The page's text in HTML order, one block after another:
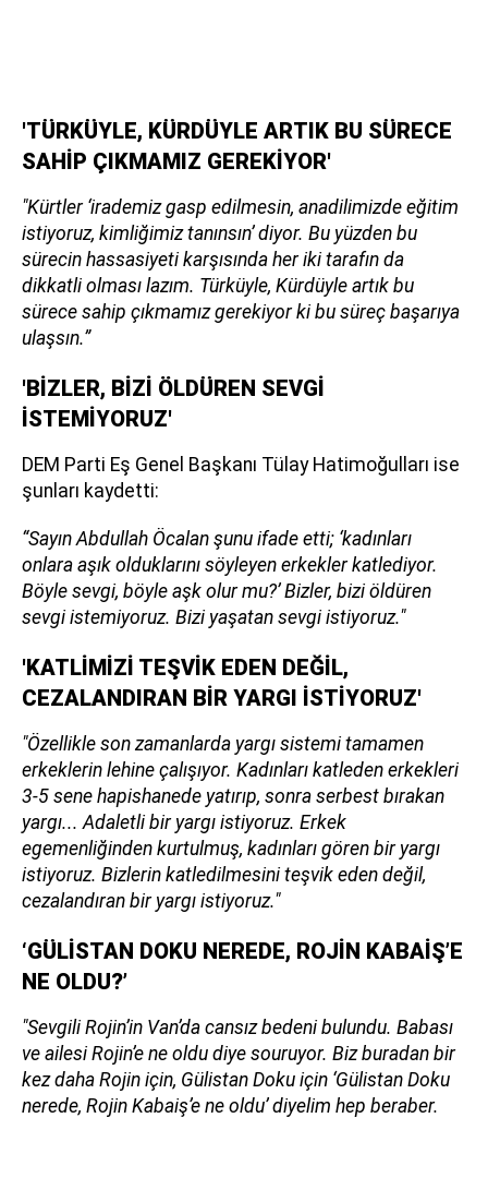
'TÜRKÜYLE, KÜRDÜYLE ARTIK BU SÜRECE
SAHİP ÇIKMAMIZ GEREKİYOR'
"Kürtler ‘irademiz gasp edilmesin, anadilimizde eğitim
istiyoruz, kimliğimiz tanınsın’ diyor. Bu yüzden bu
sürecin hassasiyeti karşısında her iki tarafın da
dikkatli olması lazım. Türküyle, Kürdüyle artık bu
sürece sahip çıkmamız gerekiyor ki bu süreç başarıya
ulaşsın.”
'BİZLER, BİZİ ÖLDÜREN SEVGİ
İSTEMİYORUZ'
DEM Parti Eş Genel Başkanı Tülay Hatimoğulları ise
şunları kaydetti:
“Sayın Abdullah Öcalan şunu ifade etti; ‘kadınları
onlara aşık olduklarını söyleyen erkekler katlediyor.
Böyle sevgi, böyle aşk olur mu?’ Bizler, bizi öldüren
sevgi istemiyoruz. Bizi yaşatan sevgi istiyoruz."
'KATLİMİZİ TEŞVİK EDEN DEĞİL,
CEZALANDIRAN BİR YARGI İSTİYORUZ'
"Özellikle son zamanlarda yargı sistemi tamamen
erkeklerin lehine çalışıyor. Kadınları katleden erkekleri
3-5 sene hapishanede yatırıp, sonra serbest bırakan
yargı... Adaletli bir yargı istiyoruz. Erkek
egemenliğinden kurtulmuş, kadınları gören bir yargı
istiyoruz. Bizlerin katledilmesini teşvik eden değil,
cezalandıran bir yargı istiyoruz."
‘GÜLİSTAN DOKU NEREDE, ROJİN KABAİŞ’E
NE OLDU?’
"Sevgili Rojin’in Van’da cansız bedeni bulundu. Babası
ve ailesi Rojin’e ne oldu diye souruyor. Biz buradan bir
kez daha Rojin için, Gülistan Doku için ‘Gülistan Doku
nerede, Rojin Kabaiş’e ne oldu’ diyelim hep beraber.